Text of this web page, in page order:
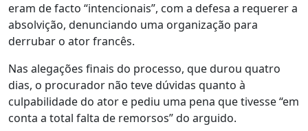
eram de facto “intencionais”, com a defesa a requerer a
absolvição, denunciando uma organização para
derrubar o ator francês.
Nas alegações finais do processo, que durou quatro
dias, o procurador não teve dúvidas quanto à
culpabilidade do ator e pediu uma pena que tivesse “em
conta a total falta de remorsos” do arguido.